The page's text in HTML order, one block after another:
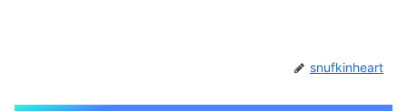
snufkinheart